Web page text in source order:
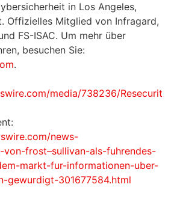
in Los Angeles,
Offizielles Mitglied von Infragard,
FS-ISAC. Um mehr über
besuchen Sie:
.
media/738236/Resecurit
news-
von-frost–sullivan-als-fuhrendes-
markt-fur-informationen-uber-
gewurdigt-301677584.html